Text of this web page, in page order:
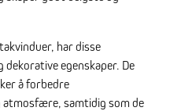
har disse
egenskaper. De
å forbedre
samtidig som de